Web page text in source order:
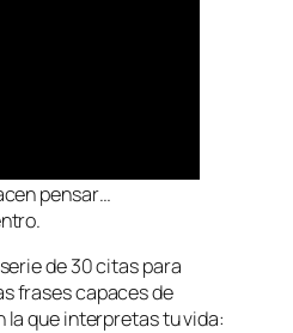
lees, te obligan a
pensar…
de30 citas para
frases capaces de
que interpretas tu vida: